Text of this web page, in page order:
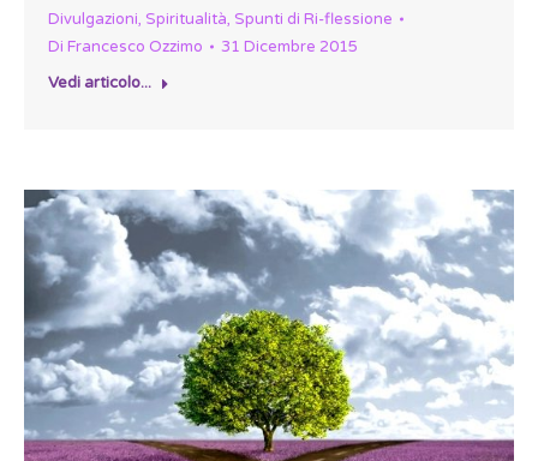
Divulgazioni, Spiritualità, Spunti di Ri-flessione
Di Francesco Ozzimo
31 Dicembre 2015
Vedi articolo...